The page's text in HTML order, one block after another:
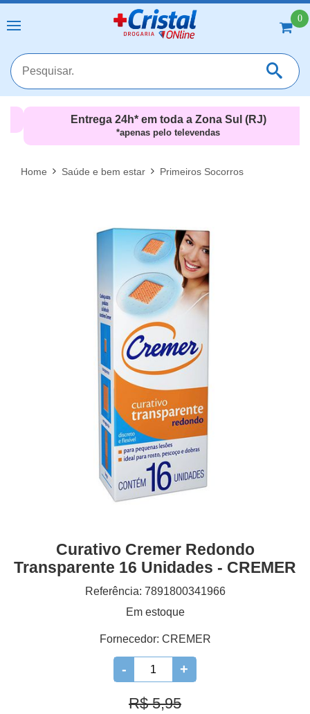
0
MAIS RESULTADOS FECHAR [X]
Entrega 24h* em toda a Zona Sul (RJ)
*apenas pelo televendas
Home Saúde e bem estar Primeiros Socorros
Curativo Cremer Redondo
Transparente 16 Unidades - CREMER
Referência: 7891800341966
Em estoque
Fornecedor: CREMER
- +
R$ 5,95